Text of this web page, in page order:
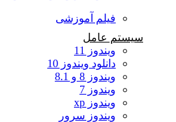
فیلم آموزشی
سیستم عامل
ویندوز 11
دانلود ویندوز 10
ویندوز 8 و 8.1
ویندوز 7
ویندوز xp
ویندوز سرور